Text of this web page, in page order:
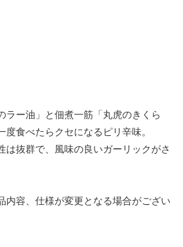
ラー油」と佃煮一筋「丸虎のきくら
食べたらクセになるピリ辛味。
は抜群で、風味の良いガーリックがさ
内容、仕様が変更となる場合がござい